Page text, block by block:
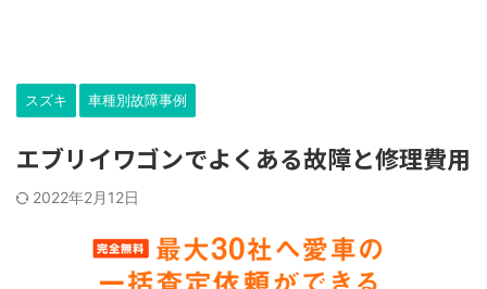
スズキ 車種別故障事例
エブリイワゴンでよくある故障と修理費用
2022年2月12日